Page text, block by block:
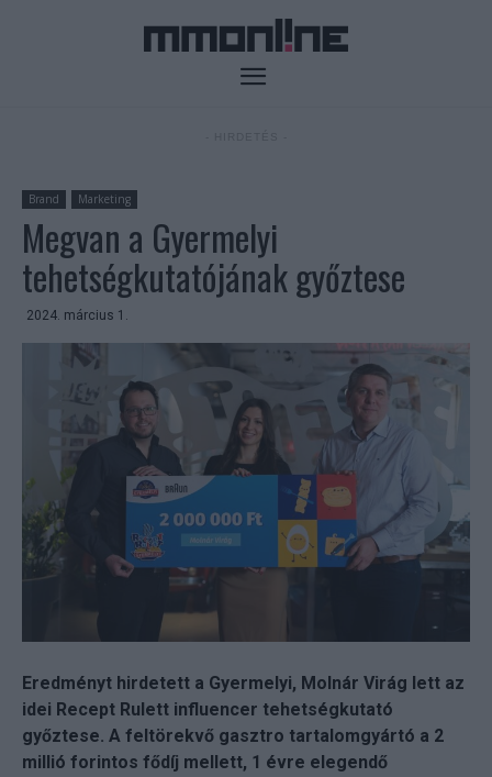
Brand Marketing
Megvan a Gyermelyi
tehetségkutatójának győztese
2024. március 1.
Eredményt hirdetett a Gyermelyi, Molnár Virág lett az
idei Recept Rulett influencer tehetségkutató
győztese. A feltörekvő gasztro tartalomgyártó a 2
millió forintos fődíj mellett, 1 évre elegendő